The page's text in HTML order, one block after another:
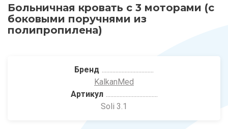
Больничная кровать с 3 моторами (с
боковыми поручнями из
полипропилена)
Бренд
KalkanMed
Артикул
Soli 3.1